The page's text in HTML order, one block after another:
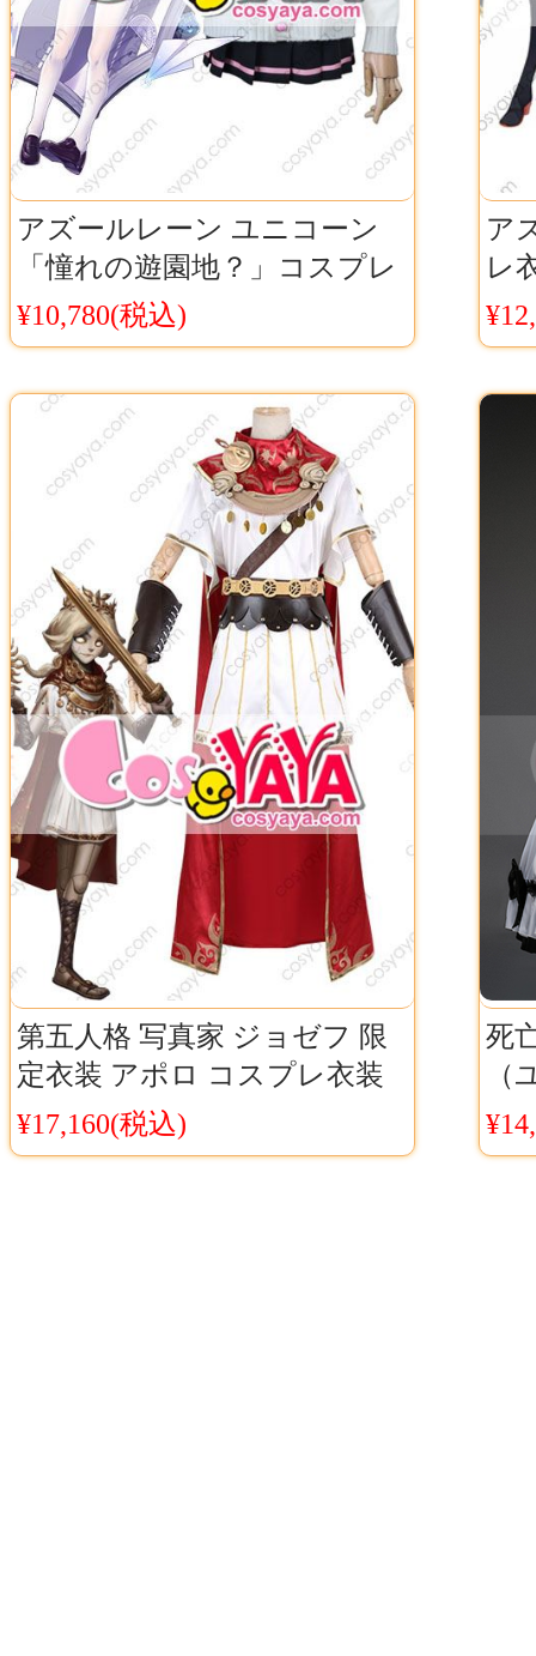
アズールレーン ユニコーン
「憧れの遊園地？」コスプレ
衣装 アズレン ユニコーン 制
服 コス
¥10,780(税込)
ア
レ
ス
第五人格 写真家 ジョゼフ 限
定衣装 アポロ コスプレ衣装
アイデンティティ5 IdentityV
¥17,160(税込)
死
（
コ
ス